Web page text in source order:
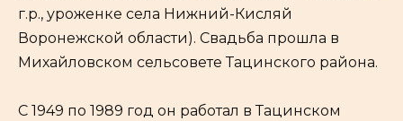
г.р., уроженке села Нижний-Кисляй
Воронежской области). Свадьба прошла в
Михайловском сельсовете Тацинского района.
С 1949 по 1989 год он работал в Тацинском